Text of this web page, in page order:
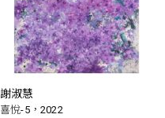
謝淑慧
喜悅-5，2022